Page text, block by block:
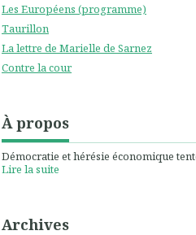
Les Européens (programme)
Taurillon
La lettre de Marielle de Sarnez
Contre la cour
À propos
Démocratie et hérésie économique
Lire la suite
Archives